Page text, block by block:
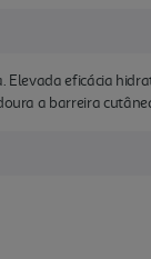
eficácia
a barreira